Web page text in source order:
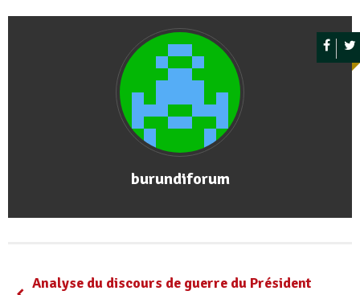
burundiforum
Analyse du discours de guerre du Président